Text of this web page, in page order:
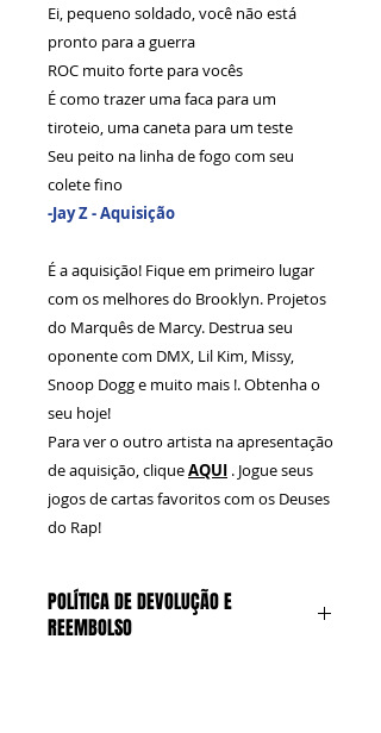
Ei, pequeno soldado, você não está
pronto para a guerra
ROC muito forte para vocês
É como trazer uma faca para um
tiroteio, uma caneta para um teste
Seu peito na linha de fogo com seu
colete fino
-Jay Z - Aquisição
É a aquisição! Fique em primeiro lugar
com os melhores do Brooklyn. Projetos
do Marquês de Marcy. Destrua seu
oponente com DMX, Lil Kim, Missy,
Snoop Dogg e muito mais !. Obtenha o
seu hoje!
Para ver o outro artista na apresentação
de aquisição, cliqueAQUI . Jogue seus
jogos de cartas favoritos com os Deuses
do Rap!
POLÍTICA DE DEVOLUÇÃO E
REEMBOLSO